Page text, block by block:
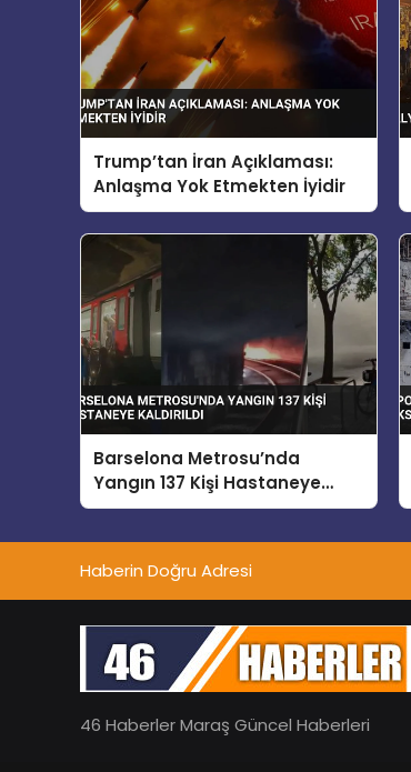
Trump’tan İran Açıklaması:
Anlaşma Yok Etmekten İyidir
Barselona Metrosu’nda
Yangın 137 Kişi Hastaneye
Kaldırıldı
Haberin Doğru Adresi
46 Haberler Maraş Güncel Haberleri